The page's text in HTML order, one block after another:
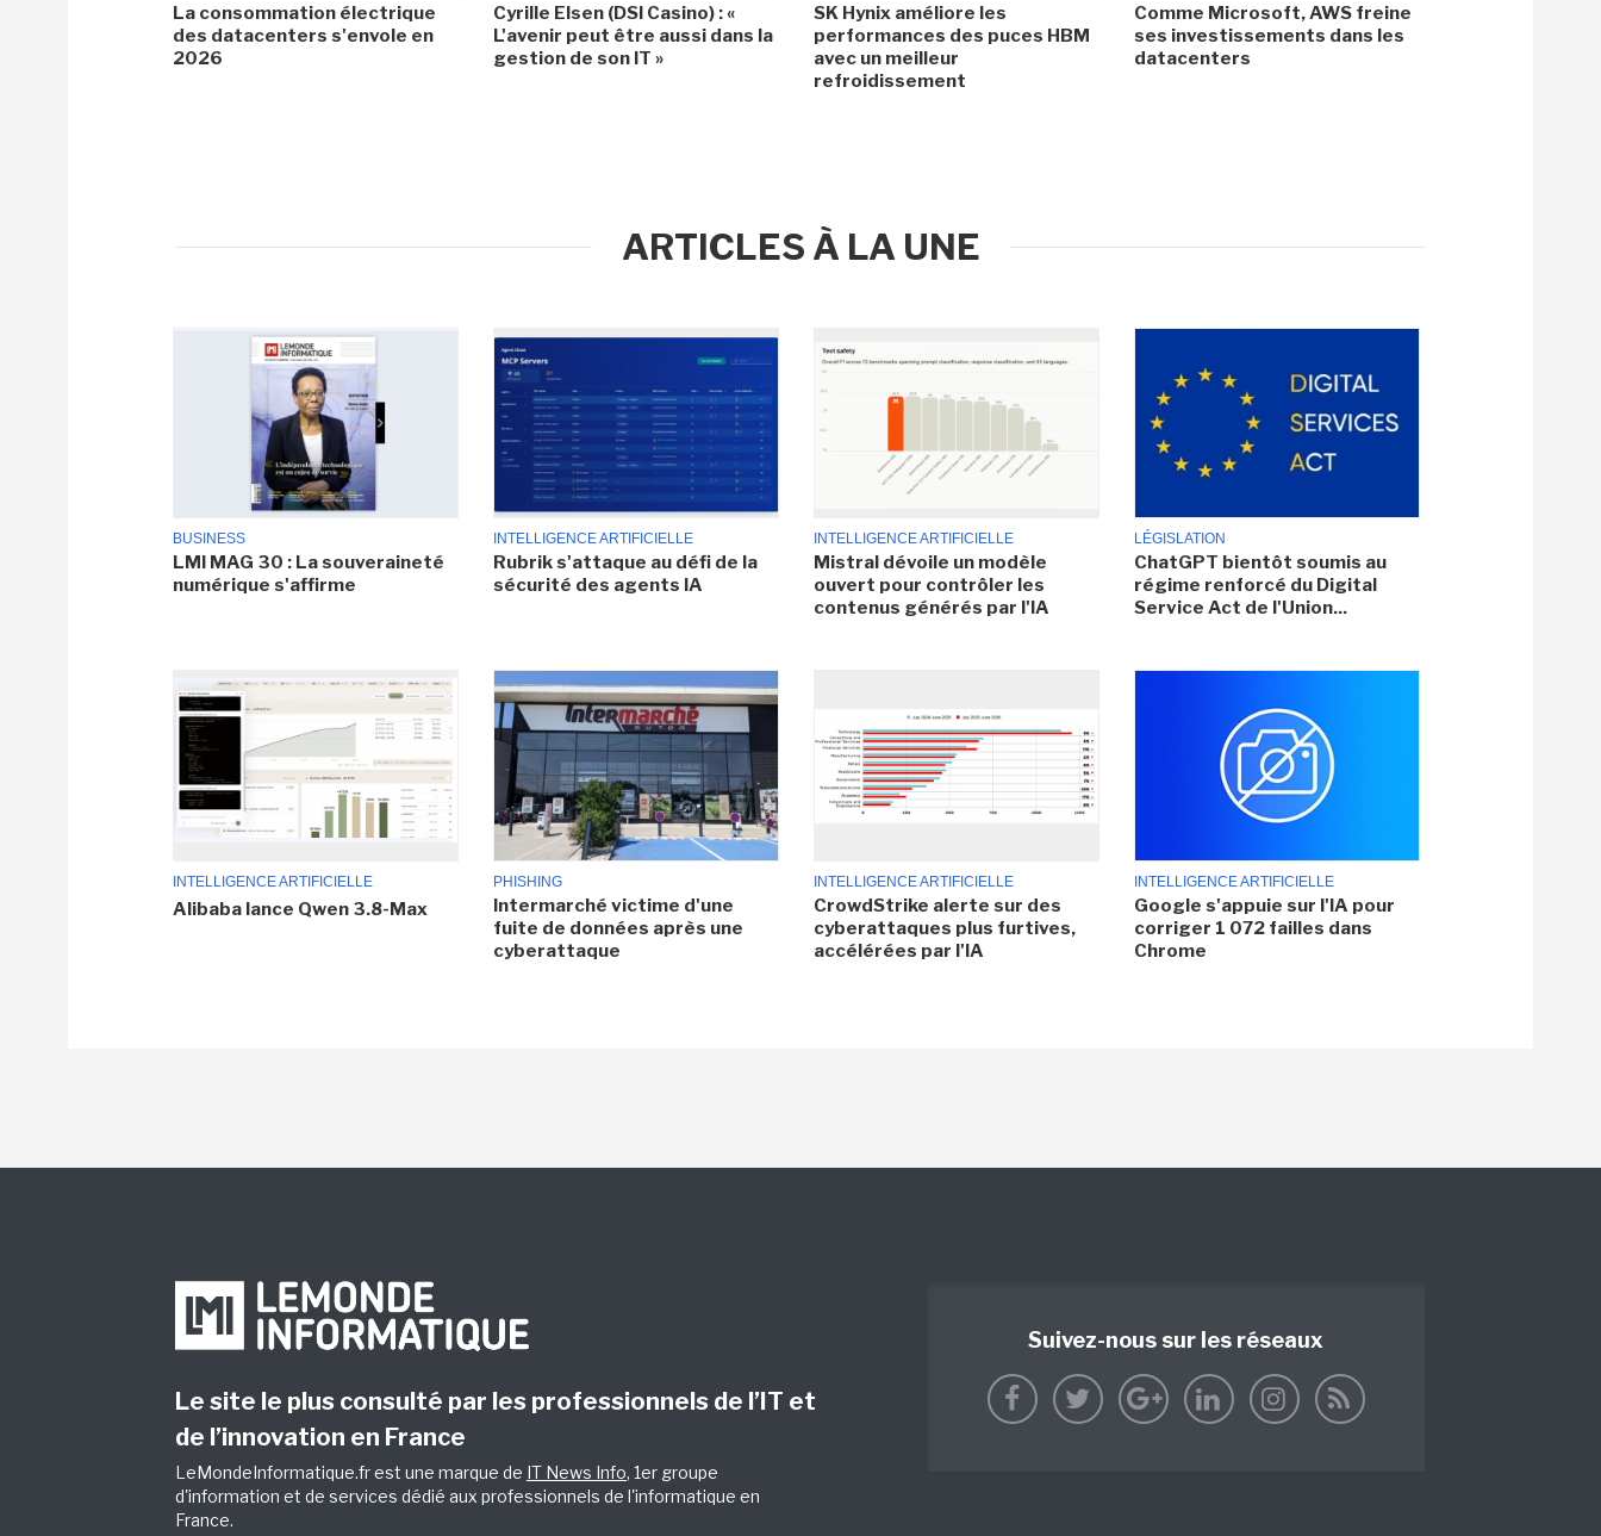
La consommation électrique
des datacenters s'envole en
2026
Cyrille Elsen (DSI Casino) : «
L'avenir peut être aussi dans la
gestion de son IT »
SK Hynix améliore les
performances des puces HBM
avec un meilleur
refroidissement
Comme Microsoft, AWS freine
ses investissements dans les
datacenters
ARTICLES À LA UNE
BUSINESS
LMI MAG 30 : La souveraineté
numérique s'affirme
INTELLIGENCE ARTIFICIELLE
Rubrik s'attaque au défi de la
sécurité des agents IA
INTELLIGENCE ARTIFICIELLE
Mistral dévoile un modèle
ouvert pour contrôler les
contenus générés par l'IA
LÉGISLATION
ChatGPT bientôt soumis au
régime renforcé du Digital
Service Act de l'Union...
INTELLIGENCE ARTIFICIELLE
Alibaba lance Qwen 3.8-Max
PHISHING
Intermarché victime d'une
fuite de données après une
cyberattaque
INTELLIGENCE ARTIFICIELLE
CrowdStrike alerte sur des
cyberattaques plus furtives,
accélérées par l'IA
INTELLIGENCE ARTIFICIELLE
Google s'appuie sur l'IA pour
corriger 1 072 failles dans
Chrome
Le site le plus consulté par les professionnels de l’IT et
de l’innovation en France
LeMondeInformatique.fr est une marque de IT News Info, 1er groupe
d'information et de services dédié aux professionnels de l'informatique en
France.
Suivez-nous sur les réseaux